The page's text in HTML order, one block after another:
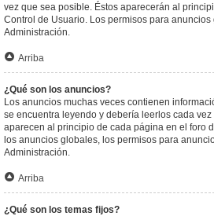
vez que sea posible. Éstos aparecerán al
Control de Usuario. Los permisos para
Administración.
Arriba
¿Qué son los anuncios?
Los anuncios muchas veces contienen
se encuentra leyendo y debería leerlos cada
aparecen al principio de cada página en el foro
los anuncios globales, los permisos para
Administración.
Arriba
¿Qué son los temas fijos?